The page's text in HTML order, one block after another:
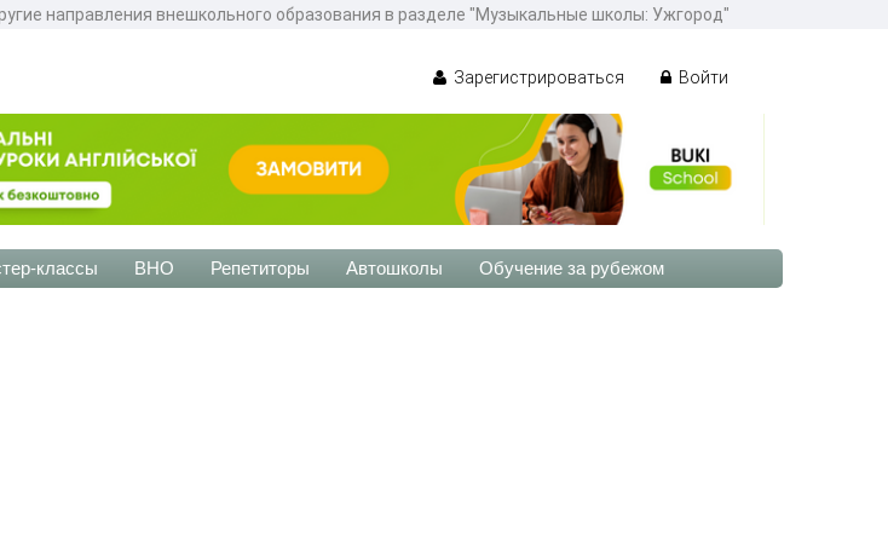
направления внешкольного образования в разделе "Музыкальные школы: Ужгород"
Зарегистрироваться Войти
классы ВНО Репетиторы Автошколы Обучение за рубежом